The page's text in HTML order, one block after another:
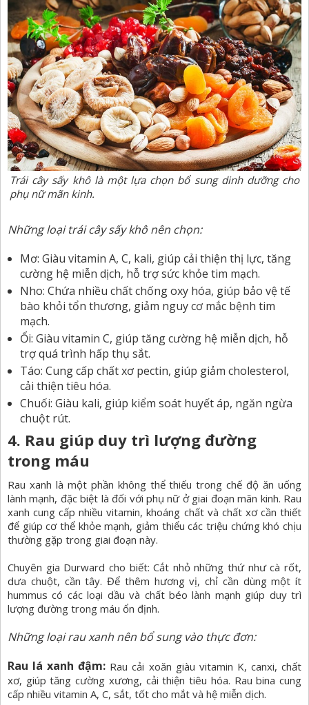
Trái cây sấy khô là một lựa chọn bổ sung dinh dưỡng cho
phụ nữ mãn kinh.
Những loại trái cây sấy khô nên chọn:
Mơ: Giàu vitamin A, C, kali, giúp cải thiện thị lực, tăng
cường hệ miễn dịch, hỗ trợ sức khỏe tim mạch.
Nho: Chứa nhiều chất chống oxy hóa, giúp bảo vệ tế
bào khỏi tổn thương, giảm nguy cơ mắc bệnh tim
mạch.
Ổi: Giàu vitamin C, giúp tăng cường hệ miễn dịch, hỗ
trợ quá trình hấp thụ sắt.
Táo: Cung cấp chất xơ pectin, giúp giảm cholesterol,
cải thiện tiêu hóa.
Chuối: Giàu kali, giúp kiểm soát huyết áp, ngăn ngừa
chuột rút.
4. Rau giúp duy trì lượng đường
trong máu
Rau xanh là một phần không thể thiếu trong chế độ ăn uống
lành mạnh, đặc biệt là đối với phụ nữ ở giai đoạn mãn kinh. Rau
xanh cung cấp nhiều vitamin, khoáng chất và chất xơ cần thiết
để giúp cơ thể khỏe mạnh, giảm thiểu các triệu chứng khó chịu
thường gặp trong giai đoạn này.
Chuyên gia Durward cho biết: Cắt nhỏ những thứ như cà rốt,
dưa chuột, cần tây. Để thêm hương vị, chỉ cần dùng một ít
hummus có các loại dầu và chất béo lành mạnh giúp duy trì
lượng đường trong máu ổn định.
Những loại rau xanh nên bổ sung vào thực đơn:
Rau lá xanh đậm: Rau cải xoăn giàu vitamin K, canxi, chất
xơ, giúp tăng cường xương, cải thiện tiêu hóa. Rau bina cung
cấp nhiều vitamin A, C, sắt, tốt cho mắt và hệ miễn dịch.